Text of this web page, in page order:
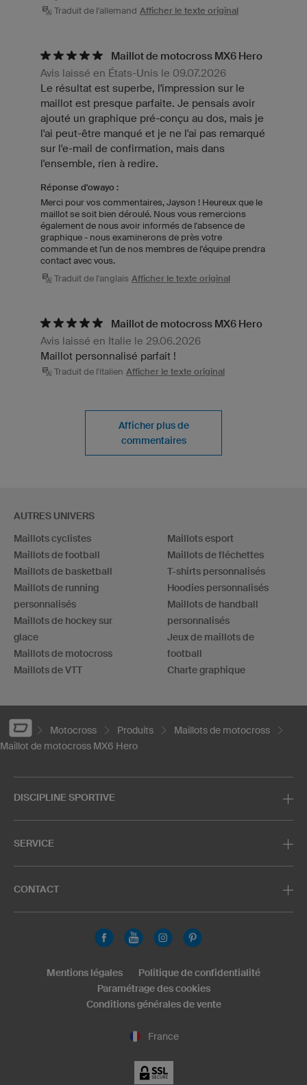
Traduit de l'allemand Afficher le texte original
Maillot de motocross MX6 Hero
Avis laissé en États-Unis le 09.07.2026
Le résultat est superbe, l'impression sur le
maillot est presque parfaite. Je pensais avoir
ajouté un graphique pré-conçu au dos, mais je
l'ai peut-être manqué et je ne l'ai pas remarqué
sur l'e-mail de confirmation, mais dans
l'ensemble, rien à redire.
Réponse d'owayo :
Merci pour vos commentaires, Jayson ! Heureux que le
maillot se soit bien déroulé. Nous vous remercions
également de nous avoir informés de l'absence de
graphique - nous examinerons de près votre
commande et l'un de nos membres de l'équipe prendra
contact avec vous.
Traduit de l'anglais Afficher le texte original
Maillot de motocross MX6 Hero
Avis laissé en Italie le 29.06.2026
Maillot personnalisé parfait !
Traduit de l'italien Afficher le texte original
Afficher plus de
commentaires
AUTRES UNIVERS
Maillots cyclistes
Maillots de football
Maillots de basketball
Maillots de running
personnalisés
Maillots de hockey sur
glace
Maillots de motocross
Maillots de VTT
Maillots esport
Maillots de fléchettes
T-shirts personnalisés
Hoodies personnalisés
Maillots de handball
personnalisés
Jeux de maillots de
football
Charte graphique
Motocross Produits
Maillots de motocross
Maillot de motocross MX6 Hero
DISCIPLINE SPORTIVE
SERVICE
CONTACT
France
Mentions légales
Politique de confidentialité
Paramétrage des cookies
Conditions générales de vente